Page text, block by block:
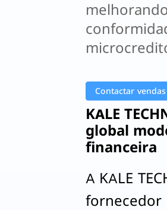
Contactar vendas
KALE
global
financeira
A KALE
fornecedor